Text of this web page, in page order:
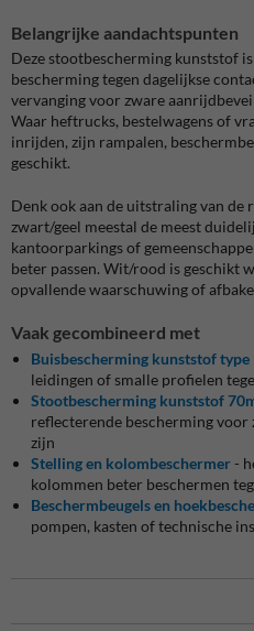
Belangrijke aandachtspunten
Deze stootbescherming kunststof
bescherming tegen dagelijkse
vervanging voor zware
Waar heftrucks, bestelwagens of
inrijden, zijn rampalen,
geschikt.
Denk ook aan de uitstraling van de
zwart/geel meestal de meest
kantoorparkings of
beter passen. Wit/rood is geschikt
opvallende waarschuwing of
Vaak gecombineerd met
Buisbescherming kunststof type
leidingen of smalle profielen
Stootbescherming kunststof
reflecterende bescherming voor
zijn
Stelling en kolombeschermer-
kolommen beter beschermen
Beschermbeugels en
pompen, kasten of technische